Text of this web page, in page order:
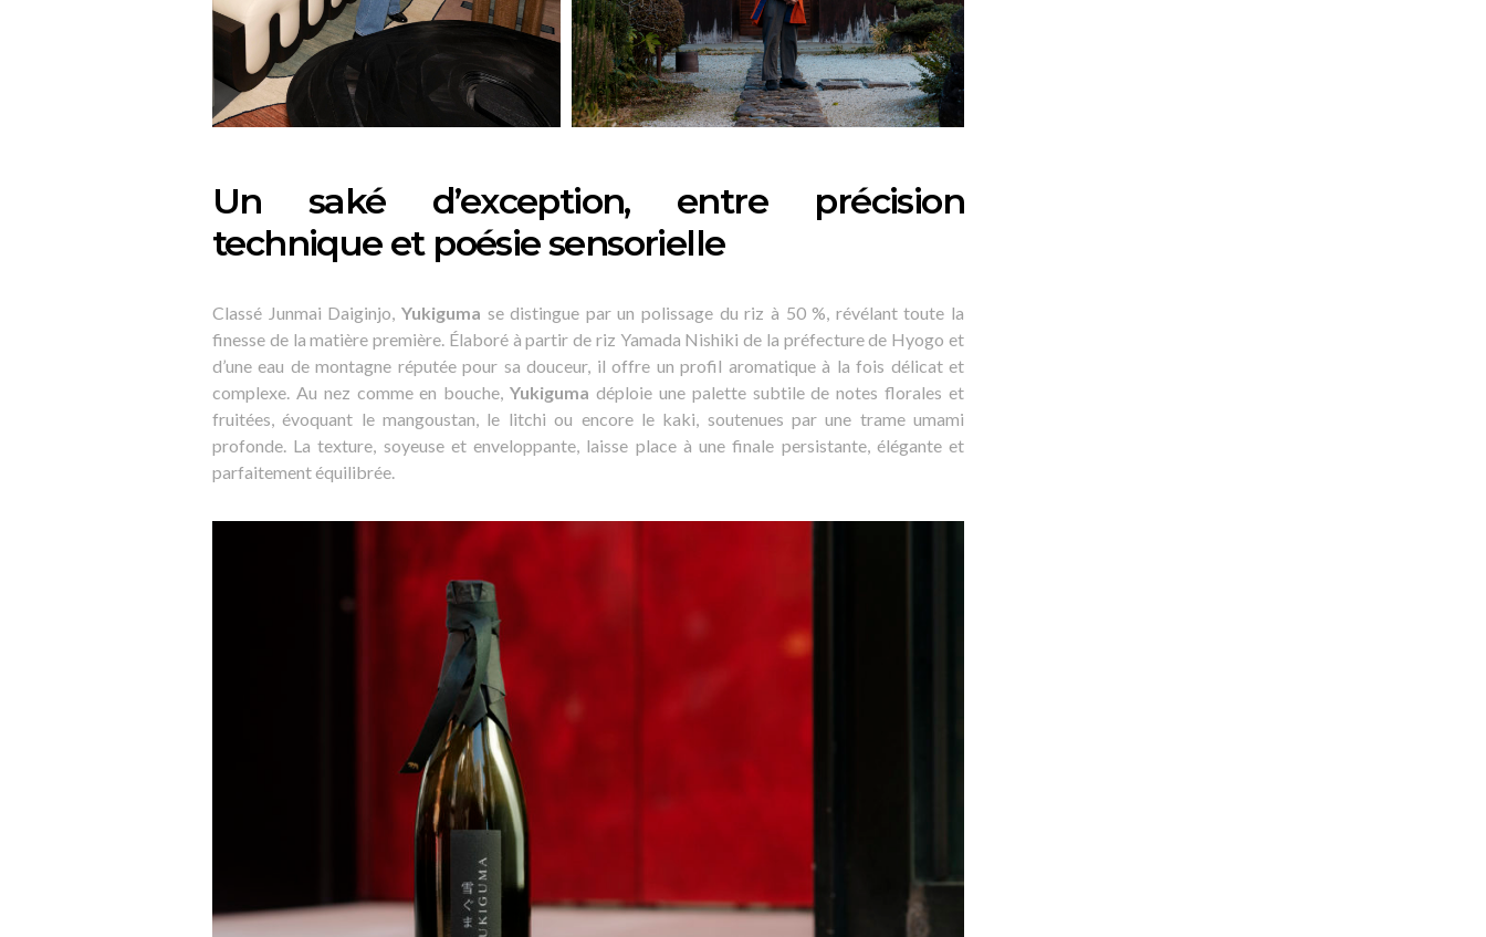
Un saké d’exception, entre précision
technique et poésie sensorielle
Classé Junmai Daiginjo, Yukiguma se distingue par un polissage du riz à 50 %, révélant toute la
finesse de la matière première. Élaboré à partir de riz Yamada Nishiki de la préfecture de Hyogo et
d’une eau de montagne réputée pour sa douceur, il offre un profil aromatique à la fois délicat et
complexe. Au nez comme en bouche,Yukiguma déploie une palette subtile de notes florales et
fruitées, évoquant le mangoustan, le litchi ou encore le kaki, soutenues par une trame umami
profonde. La texture, soyeuse et enveloppante, laisse place à une finale persistante, élégante et
parfaitement équilibrée.